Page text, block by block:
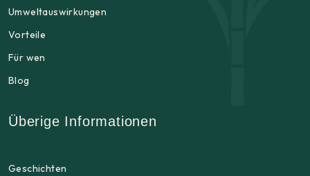
Umweltauswirkungen
Vorteile
Für wen
Blog
Überige Informationen
Geschichten